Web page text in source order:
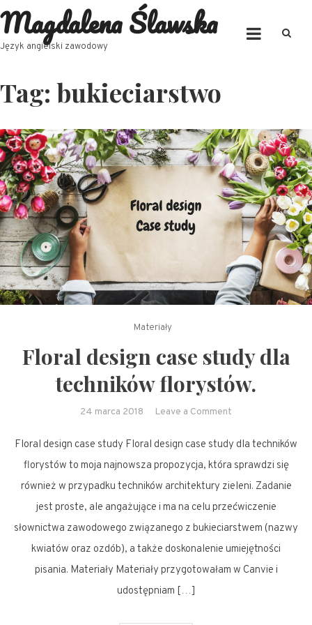
Skip
to
content
Magdalena Ślawska
Język angielski zawodowy
Tag: bukieciarstwo
Materiały
Floral design case study dla
techników florystów.
24 marca 2018 Leave a Comment
design
case
study
florystów.
Floral design case study Floral design case study dla techników
florystów to moja najnowsza propozycja, która sprawdzi się
również w przypadku techników architektury zieleni. Zadanie
jest proste, ale angażujące i ma na celu przećwiczenie
słownictwa zawodowego związanego z bukieciarstwem (nazwy
kwiatów oraz ozdób), a także doskonalenie umiejętności
pisania. Materiały Materiały przygotowałam w Canvie i
udostępniam […]